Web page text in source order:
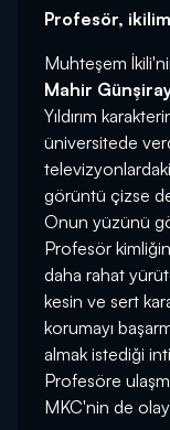
Profesör,
Muhteşem
Mahir
Yıldırım
üniversitede
televizyonlardaki
görüntü çizse
Onun yüzünü
Profesör
daha rahat
kesin ve sert
korumayı
almak istediği
Profesöre
MKC'nin de